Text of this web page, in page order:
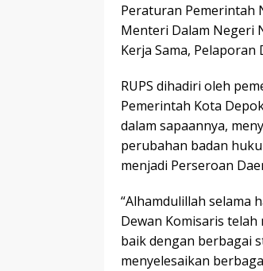
Peraturan Pemerintah
Menteri Dalam Negeri
Kerja Sama, Pelaporan
RUPS dihadiri oleh
Pemerintah Kota
dalam sapaannya,
perubahan badan
menjadi Perseroan
“Alhamdulillah selama
Dewan Komisaris
baik dengan berbagai
menyelesaikan